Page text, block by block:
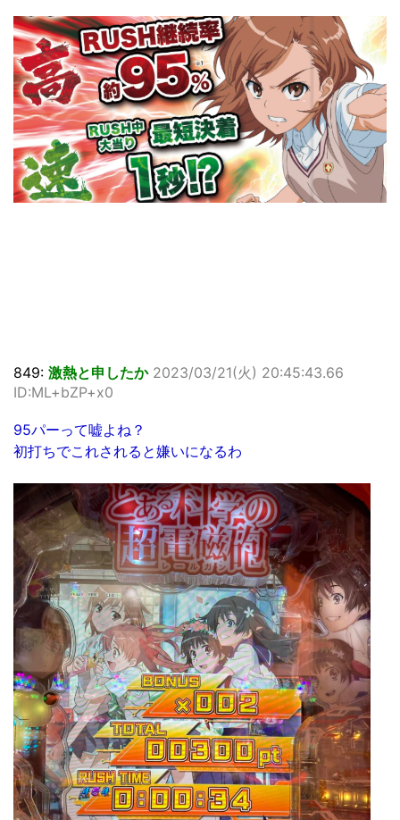
849: 激熱と申したか 2023/03/21(火) 20:45:43.66
ID:ML+bZP+x0
95パーって嘘よね？
初打ちでこれされると嫌いになるわ